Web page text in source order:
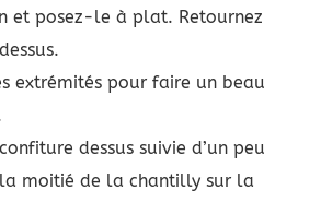
et posez-le à plat. Retournez
extrémités pour faire un beau
dessus suivie d’un peu
moitié de la chantilly sur la